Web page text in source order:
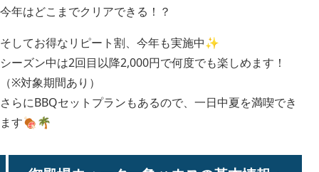
今年はどこまでクリアできる！？
そしてお得なリピート割、今年も実施中✨
シーズン中は2回目以降2,000円で何度でも楽しめます！
（※対象期間あり）
さらにBBQセットプランもあるので、一日中夏を満喫でき
ます🍖🌴